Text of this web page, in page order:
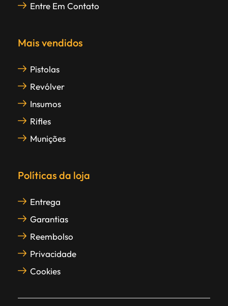
Entre Em Contato
Mais vendidos
Pistolas
Revólver
Insumos
Rifles
Munições
Políticas da loja
Entrega
Garantias
Reembolso
Privacidade
Cookies